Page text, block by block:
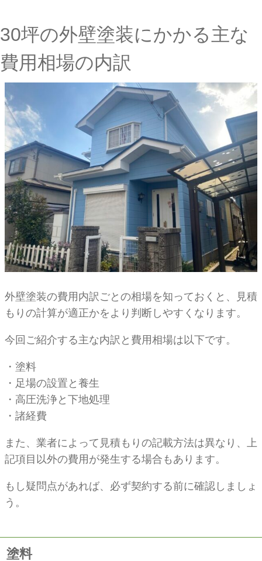
30坪の外壁塗装にかかる主な
費用相場の内訳
外壁塗装の費用内訳ごとの相場を知っておくと、見積
もりの計算が適正かをより判断しやすくなります。
今回ご紹介する主な内訳と費用相場は以下です。
・塗料
・足場の設置と養生
・高圧洗浄と下地処理
・諸経費
また、業者によって見積もりの記載方法は異なり、上
記項目以外の費用が発生する場合もあります。
もし疑問点があれば、必ず契約する前に確認しましょ
う。
塗料